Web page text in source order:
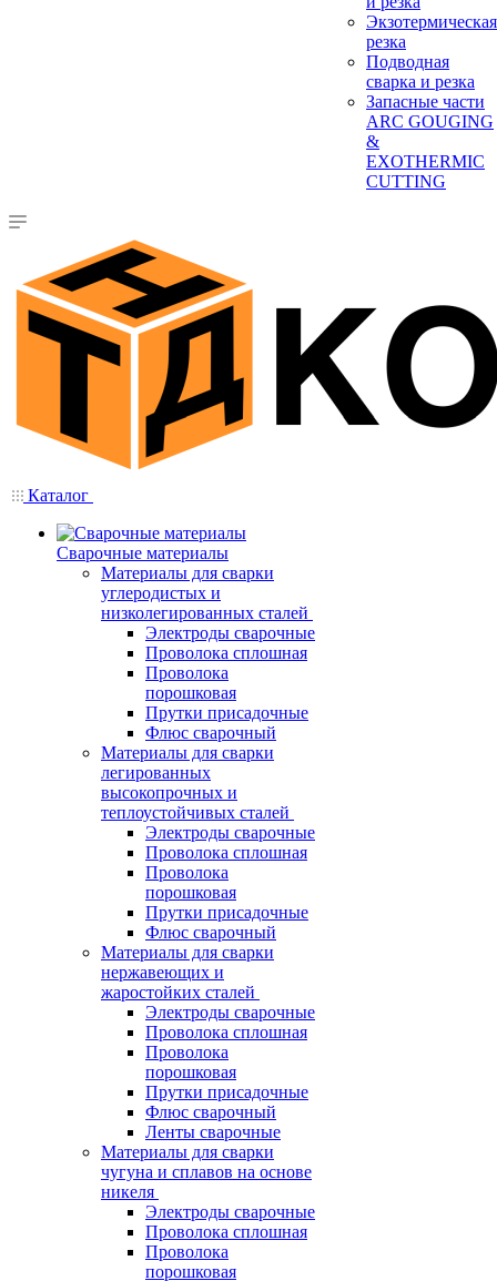
Экзотермическая
резка
Подводная
сварка и резка
Запасные части
ARC GOUGING
&
EXOTHERMIC
CUTTING
Каталог
Сварочные материалы
Материалы для сварки
углеродистых и
низколегированных сталей
Электроды сварочные
Проволока сплошная
Проволока
порошковая
Прутки присадочные
Флюс сварочный
Материалы для сварки
легированных
высокопрочных и
теплоустойчивых сталей
Электроды сварочные
Проволока сплошная
Проволока
порошковая
Прутки присадочные
Флюс сварочный
Материалы для сварки
нержавеющих и
жаростойких сталей
Электроды сварочные
Проволока сплошная
Проволока
порошковая
Прутки присадочные
Флюс сварочный
Ленты сварочные
Материалы для сварки
чугуна и сплавов на основе
никеля
Электроды сварочные
Проволока сплошная
Проволока
порошковая